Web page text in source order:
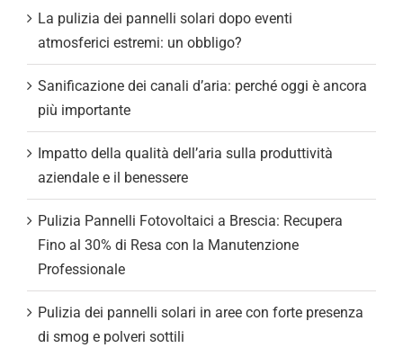
La pulizia dei pannelli solari dopo eventi
atmosferici estremi: un obbligo?
Sanificazione dei canali d’aria: perché oggi è ancora
più importante
Impatto della qualità dell’aria sulla produttività
aziendale e il benessere
Pulizia Pannelli Fotovoltaici a Brescia: Recupera
Fino al 30% di Resa con la Manutenzione
Professionale
Pulizia dei pannelli solari in aree con forte presenza
di smog e polveri sottili